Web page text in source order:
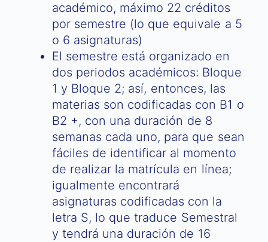
académico, máximo 22 créditos
por semestre (lo que equivale a 5
o 6 asignaturas)
El semestre está organizado en
dos periodos académicos: Bloque
1 y Bloque 2; así, entonces, las
materias son codificadas con B1 o
B2 +, con una duración de 8
semanas cada uno, para que sean
fáciles de identificar al momento
de realizar la matrícula en línea;
igualmente encontrará
asignaturas codificadas con la
letra S, lo que traduce Semestral
y tendrá una duración de 16